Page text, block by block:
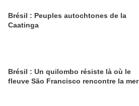
Brésil : Peuples autochtones de la
Caatinga
Brésil : Un quilombo résiste là où le
fleuve São Francisco rencontre la mer